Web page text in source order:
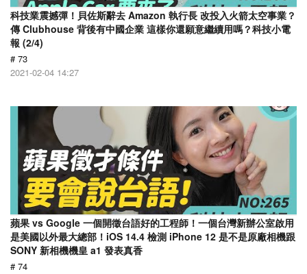
科技業震撼彈！貝佐斯辭去 Amazon 執行長 改投入火箭太空事業？
傳 Clubhouse 背後有中國企業 這樣你還願意繼續用嗎？科技小電
報 (2/4)
# 73
2021-02-04 14:27
蘋果 vs Google 一個開徵台語好的工程師！一個台灣新辦公室啟用
是美國以外最大總部！iOS 14.4 檢測 iPhone 12 是不是原廠相機跟
SONY 新相機機皇 a1 發表真香
# 74